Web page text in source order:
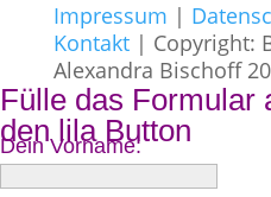
Impressum |
Kontakt| Copyright:
Alexandra Bischoff
Fülle das Formular
den lila Button
Dein Vorname: